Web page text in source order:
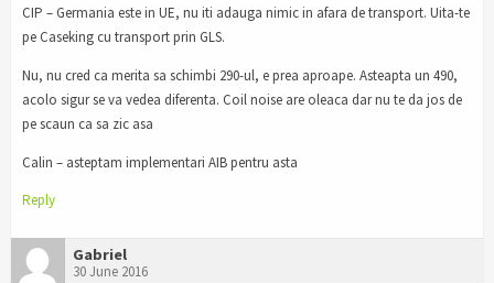
CIP – Germania este in UE, nu iti adauga nimic in afara de transport. Uita-te
pe Caseking cu transport prin GLS.
Nu, nu cred ca merita sa schimbi 290-ul, e prea aproape. Asteapta un 490,
acolo sigur se va vedea diferenta. Coil noise are oleaca dar nu te da jos de
pe scaun ca sa zic asa
Calin – asteptam implementari AIB pentru asta
Reply
Gabriel
30 June 2016